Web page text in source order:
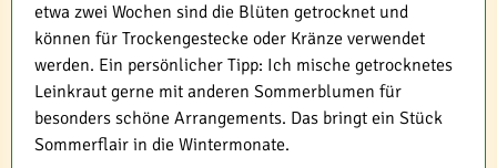
etwa zwei Wochen sind die Blüten getrocknet und
können für Trockengestecke oder Kränze verwendet
werden. Ein persönlicher Tipp: Ich mische getrocknetes
Leinkraut gerne mit anderen Sommerblumen für
besonders schöne Arrangements. Das bringt ein Stück
Sommerflair in die Wintermonate.